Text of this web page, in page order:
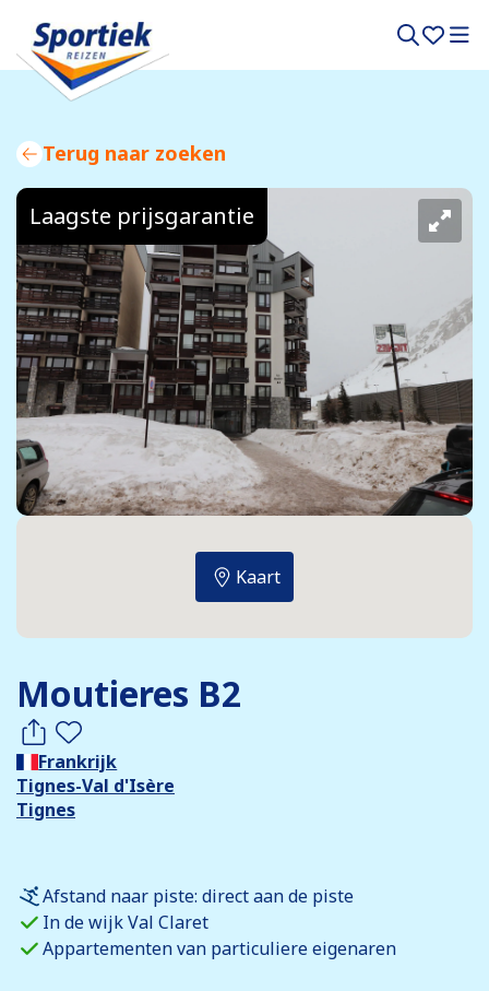
Terug naar zoeken
Moutieres B2
Frankrijk
Tignes-Val d'Isère
Tignes
Laagste prijsgarantie
Kaart
Afstand naar piste: direct aan de piste
In de wijk Val Claret
Appartementen van particuliere eigenaren